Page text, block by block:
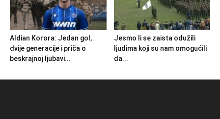
Aldian Korora: Jedan gol,
dvije generacije i priča o
beskrajnoj ljubavi...
Jesmo li se zaista odužili
ljudima koji su nam omogućili
da...